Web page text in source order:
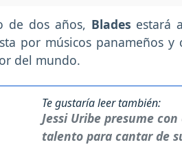
de dos años, Blades estará
por músicos panameños y
del mundo.
Te gustaría leer también:
Jessi Uribe presume
talento para cantar de